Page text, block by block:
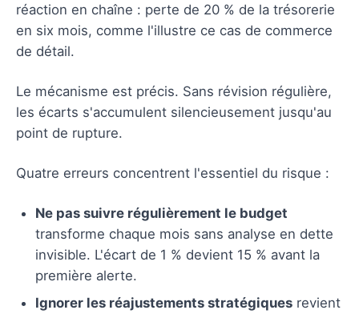
réaction en chaîne : perte de 20 % de la trésorerie
en six mois, comme l'illustre ce cas de commerce
de détail.
Le mécanisme est précis. Sans révision régulière,
les écarts s'accumulent silencieusement jusqu'au
point de rupture.
Quatre erreurs concentrent l'essentiel du risque :
Ne pas suivre régulièrement le budget
transforme chaque mois sans analyse en dette
invisible. L'écart de 1 % devient 15 % avant la
première alerte.
Ignorer les réajustements stratégiques revient